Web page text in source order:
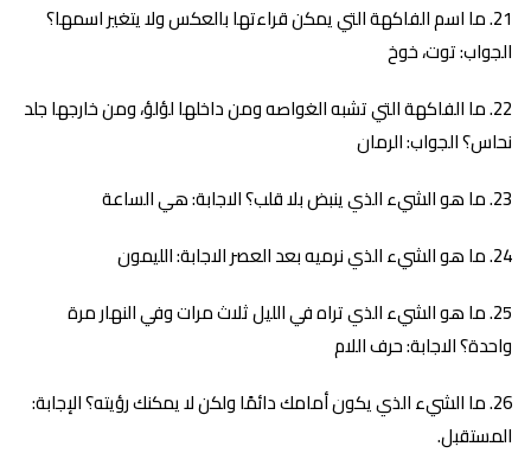
ما اسم الفاكهة التي يمكن قراءتها بالعكس ولا يتغير اسمها؟
الجواب: توت، خوخ
ما الفاكهة التي تشبه الغواصه ومن داخلها لؤلؤ، ومن خارجها جلد
نحاس؟ الجواب: الرمان
ما هو الشيء الذي ينبض بلا قلب؟ الاجابة: هي الساعة
ما هو الشيء الذي نرميه بعد العصر الاجابة: الليمون
ما هو الشيء الذي تراه في الليل ثلاث مرات وفي النهار مرة
واحدة؟ الاجابة: حرف اللام
ما الشيء الذي يكون أمامك دائمًا ولكن لا يمكنك رؤيته؟ الإجابة:
المستقبل.